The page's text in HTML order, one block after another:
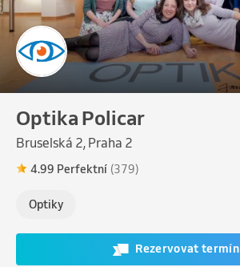
Optika Policar
Bruselská 2, Praha 2
4.99 Perfektní (379)
Optiky
Rezervovat termín